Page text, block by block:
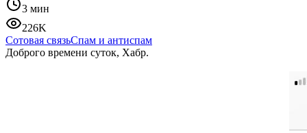
3 мин
226K
Сотовая связьСпам и антиспам
Доброго времени суток, Хабр.